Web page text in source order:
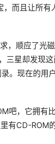
而且让所
顺应了光
三星却发现
。现在的用
，它拥有比
有CD-ROM